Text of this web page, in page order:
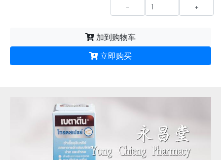
- +
加到购物车
立即购买